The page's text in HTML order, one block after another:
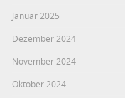
Januar 2025
Dezember 2024
November 2024
Oktober 2024